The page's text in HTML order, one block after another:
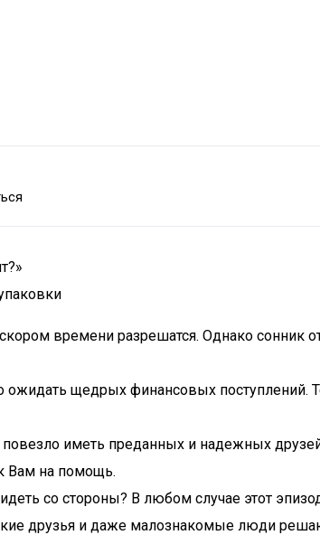
времени разрешатся. Однако сонник
щедрых финансовых поступлений.
повезло иметь преданных и надежных
Вам на помощь.
со стороны? В любом случае этот
друзья и даже малознакомые люди